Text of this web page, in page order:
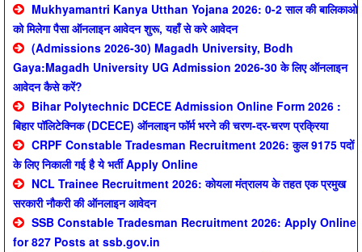
Mukhyamantri Kanya Utthan Yojana 2026: 0-2 साल की बालिकाओ
को मिलेगा पैसा ऑनलाइन आवेदन शुरू, यहाँ से करे आवेदन
(Admissions 2026-30) Magadh University, Bodh
Gaya:Magadh University UG Admission 2026-30 के लिए ऑनलाइन
आवेदन कैसे करें?
Bihar Polytechnic DCECE Admission Online Form 2026 :
बिहार पॉलिटेक्निक (DCECE) ऑनलाइन फॉर्म भरने की चरण-दर-चरण प्रक्रिया
CRPF Constable Tradesman Recruitment 2026: कुल 9175 पदों
के लिए निकाली गई है ये भर्ती Apply Online
NCL Trainee Recruitment 2026: कोयला मंत्रालय के तहत एक प्रमुख
सरकारी नौकरी की ऑनलाइन आवेदन
SSB Constable Tradesman Recruitment 2026: Apply Online
for 827 Posts at ssb.gov.in